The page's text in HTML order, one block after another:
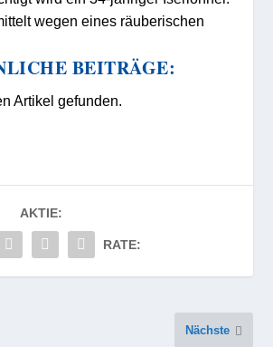
wegen eines räuberischen
BEITRÄGE:
Artikel gefunden.
AKTIE:
RATE:
Nächste